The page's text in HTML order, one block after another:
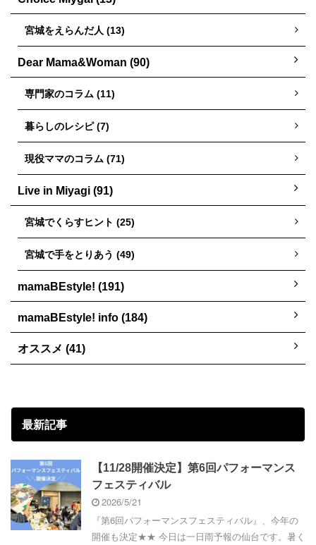
宮城をえらんだ人 (13)
Dear Mama&Woman (90)
専門家のコラム (11)
暮らしのレシピ (7)
現役ママのコラム (71)
Live in Miyagi (91)
宮城でくらすヒント (25)
宮城で手をとりあう (49)
mamaBEstyle! (191)
mamaBEstyle! info (184)
オススメ (41)
最新記事
【11/28開催決定】第6回パフォーマンス
フェスティバル
2026/5/21
『第6回パフォーマンスフェスティバル』、今年の
開催も決定★★ 今日は一日雨予報の仙台です。暑く